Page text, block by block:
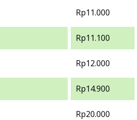
Rp11.000
Rp11.100
Rp12.000
Rp14.900
Rp20.000